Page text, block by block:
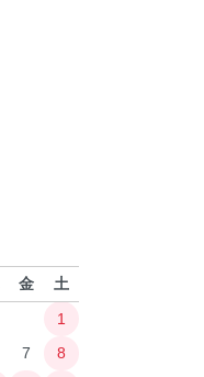
金
土
1
7
8